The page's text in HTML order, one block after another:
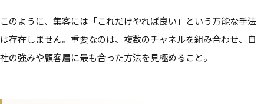
このように、集客には「これだけやれば良い」という万能な手法
は存在しません。重要なのは、複数のチャネルを組み合わせ、自
社の強みや顧客層に最も合った方法を見極めること。